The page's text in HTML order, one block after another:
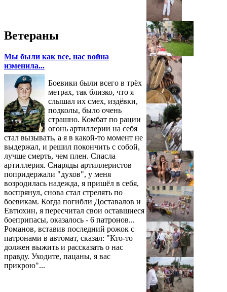
Ветераны
Мы были как все, нас война
изменила...
Боевики были всего в трёх
метрах, так близко, что я
слышал их смех, издёвки,
подколы, было очень
страшно. Комбат по рации
огонь артиллерии на себя
стал вызывать, а я в какой-то момент не
выдержал, и решил покончить с собой,
лучше смерть, чем плен. Спасла
артиллерия. Снаряды артиллеристов
попридержали "духов", у меня
возродилась надежда, я пришёл в себя,
воспрянул, снова стал стрелять по
боевикам. Когда погибли Доставалов и
Евтюхин, я пересчитал свои оставшиеся
боеприпасы, оказалось - 6 патронов...
Романов, вставив последний рожок с
патронами в автомат, сказал: "Кто-то
должен выжить и рассказать о нас
правду. Уходите, пацаны, я вас
прикрою"...